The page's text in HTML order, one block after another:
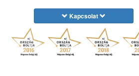
Kapcsolat